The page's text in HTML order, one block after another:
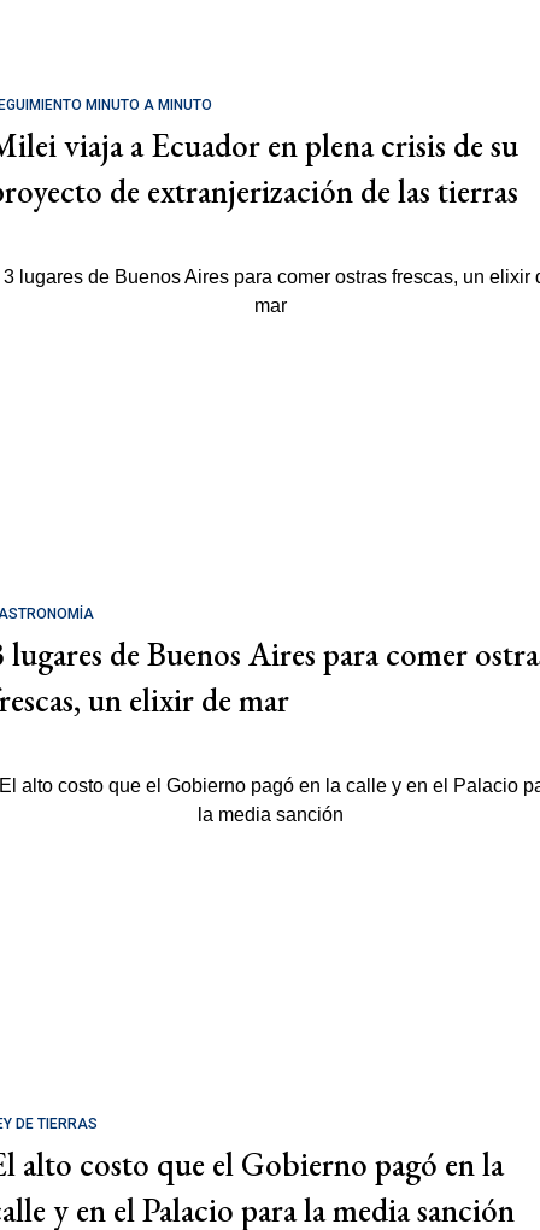
MINUTO A MINUTO
viaja a Ecuador en plena crisis de su
de extranjerización de las tierras
lugares de Buenos Aires para comer
un elixir de mar
DE TIERRAS
alto costo que el Gobierno pagó en la
y en el Palacio para la media sanción